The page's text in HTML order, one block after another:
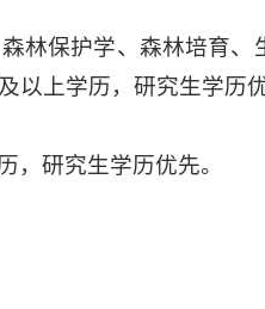
林保护学、森林培育、
以上学历，研究生学历优
，研究生学历优先。